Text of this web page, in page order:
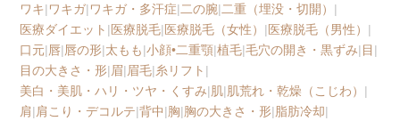
ワキ|ワキガ|ワキガ・多汗症|二の腕|二重（埋没・切開） |
医療ダイエット |医療脱毛|医療脱毛（女性） |医療脱毛（男性） |
口元|唇|唇の形|太もも|小顔•二重顎|植毛|毛穴の開き・黒ずみ|目 |
目の大きさ・形|眉|眉毛|糸リフト |
美白・美肌・ハリ・ツヤ・くすみ|肌|肌荒れ・乾燥（こじわ） |
肩|肩こり・デコルテ|背中|胸|胸の大きさ・形|脂肪冷却|